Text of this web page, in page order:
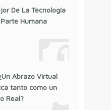
De La Tecnología
Humana
Abrazo Virtual
tanto como un
Real?